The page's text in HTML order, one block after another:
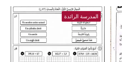
المدرسة الرائدة